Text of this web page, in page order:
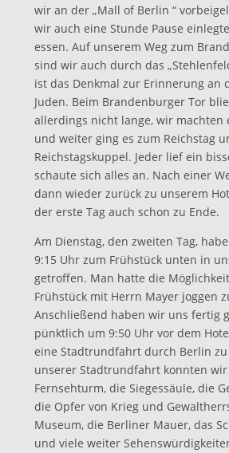
wir an der „Mall of Berlin “
wir auch eine Stunde Pause
essen. Auf unserem Weg zum
sind wir auch durch das
ist das Denkmal zur Erinnerung an
Juden. Beim Brandenburger Tor
allerdings nicht lange, wir machten
und weiter ging es zum Reichstag
Reichstagskuppel. Jeder lief ein
schaute sich alles an. Nach einer
dann wieder zurück zu unserem
der erste Tag auch schon zu Ende.
Am Dienstag, den zweiten Tag,
9:15 Uhr zum Frühstück unten in
getroffen. Man hatte die
Frühstück mit Herrn Mayer joggen
Anschließend haben wir uns fertig
pünktlich um 9:50 Uhr vor dem
eine Stadtrundfahrt durch Berlin
unserer Stadtrundfahrt konnten
Fernsehturm, die Siegessäule, die
die Opfer von Krieg und
Museum, die Berliner Mauer, das
und viele weiter